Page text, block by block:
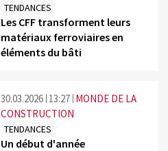
TENDANCES
Les CFF transforment leurs
matériaux ferroviaires en
éléments du bâti
30.03.2026 13:27 MONDE DE LA
CONSTRUCTION
TENDANCES
Un début d'année